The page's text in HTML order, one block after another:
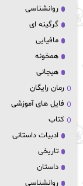
روانشناسی
گرگینه ای
مافیایی
همخونه
هیجانی
رمان رایگان
فایل های آموزشی
کتاب
ادبیات داستانی
تاریخی
داستان
روانشناسی